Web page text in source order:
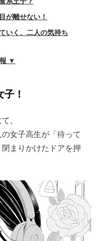
が離せない！
いく、二人の気持ち
▼
！
。
女子高生が「待って
まりかけたドアを押